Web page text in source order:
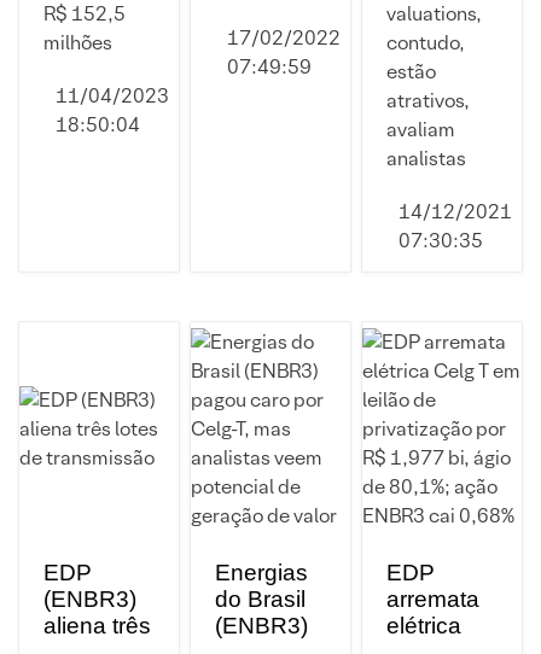
R$ 152,5
milhões
11/04/2023
18:50:04
17/02/2022
07:49:59
valuations,
contudo,
estão
atrativos,
avaliam
analistas
14/12/2021
07:30:35
EDP
(ENBR3)
aliena três
Energias
do Brasil
(ENBR3)
EDP
arremata
elétrica